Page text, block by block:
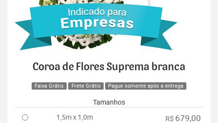
Coroa de Flores Suprema branca
Faixa Grátis Frete Grátis Pague somente após a entrega
Tamanhos
1,5m x 1,0m
R$ 679,00